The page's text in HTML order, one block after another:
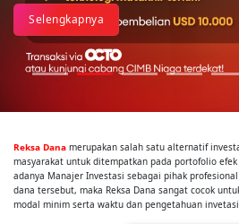
Selengkapnya
Reksa Dana merupakan salah satu alternatif
masyarakat untuk ditempatkan pada portofolio
adanya Manajer Investasi sebagai pihak
dana tersebut, maka Reksa Dana sangat cocok
modal minim serta waktu dan pengetahuan